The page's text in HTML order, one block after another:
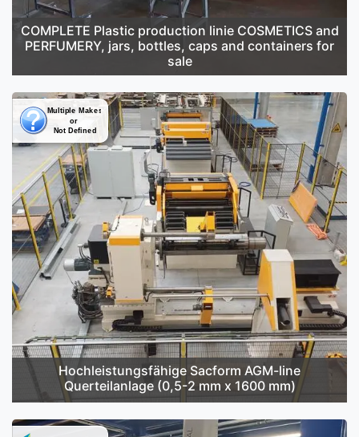
COMPLETE Plastic production linie COSMETICS and
PERFUMERY, jars, bottles, caps and containers for
sale
Hochleistungsfähige Sacform AGM-line
Querteilanlage (0,5-2 mm x 1600 mm)